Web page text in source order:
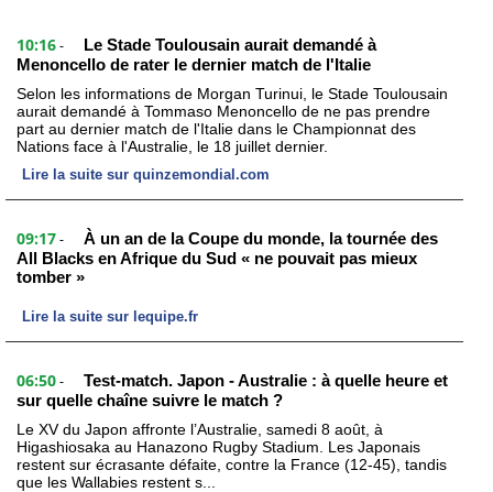
10:16 -
Le Stade Toulousain aurait demandé à
Menoncello de rater le dernier match de l'Italie
Selon les informations de Morgan Turinui, le Stade Toulousain
aurait demandé à Tommaso Menoncello de ne pas prendre
part au dernier match de l'Italie dans le Championnat des
Nations face à l'Australie, le 18 juillet dernier.
Lire la suite sur quinzemondial.com
09:17 -
À un an de la Coupe du monde, la tournée des
All Blacks en Afrique du Sud « ne pouvait pas mieux
tomber »
Lire la suite sur lequipe.fr
06:50 -
Test-match. Japon - Australie : à quelle heure et
sur quelle chaîne suivre le match ?
Le XV du Japon affronte l’Australie, samedi 8 août, à
Higashiosaka au Hanazono Rugby Stadium. Les Japonais
restent sur écrasante défaite, contre la France (12-45), tandis
que les Wallabies restent s...